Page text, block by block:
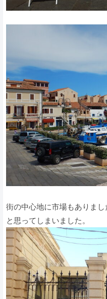
街の中心地に市場もありま
と思ってしまいました。